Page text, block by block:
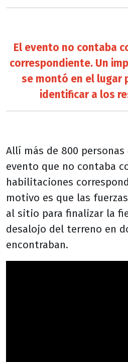
El evento no contaba
correspondiente. Un
se montó en el lugar
identificar a los
Allí más de 800
evento que no contaba
habilitaciones
motivo es que las
al sitio para finalizar la
desalojo del terreno en
encontraban.